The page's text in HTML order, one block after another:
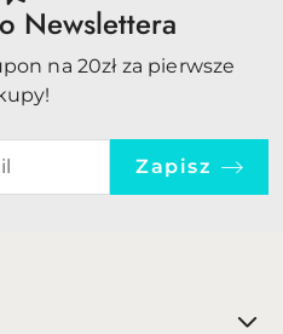
Newslettera
na 20zł za pierwsze
Zapisz